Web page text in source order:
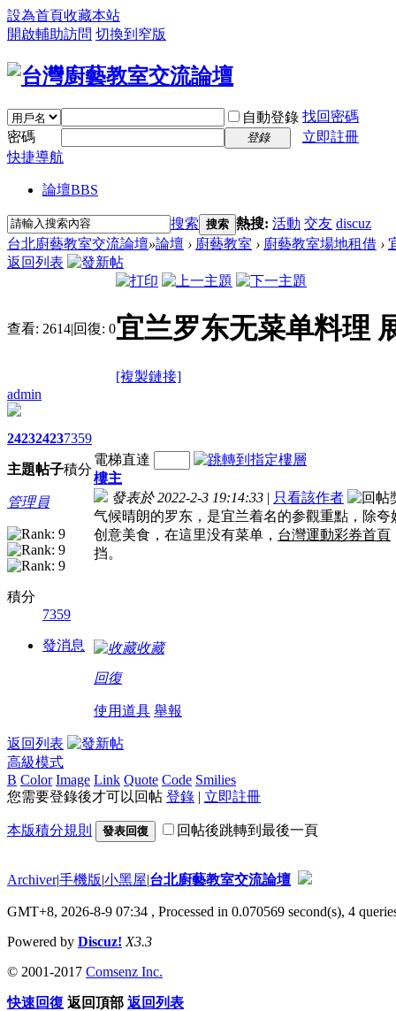
設為首頁收藏本站
開啟輔助訪問 切換到窄版
自動登錄 找回密碼
密碼
登錄
立即註冊
快捷導航
論壇BBS
搜索 搜索 熱搜: 活動 交友 discuz
台北廚藝教室交流論壇»論壇 › 廚藝教室 › 廚藝教室場地租借 ›
返回列表
查看: 2614|回復: 0宜兰罗东无菜单料理
[複製鏈接]
admin
2423
主題
2423
帖子
7359
積分
管理員
積分
7359
發消息
電梯直達
樓主
發表於 2022-2-3 19:14:33 | 只看該作者
气候晴朗的罗东，是宜兰着名的参觀重點，除
创意美食，在這里没有菜单， 台灣運動彩券首頁
挡。
收藏
回復
使用道具 舉報
返回列表
高級模式
B Color Image Link Quote Code Smilies
您需要登錄後才可以回帖 登錄 | 立即註冊
本版積分規則 發表回復 回帖後跳轉到最後一頁
Archiver|手機版|小黑屋|台北廚藝教室交流論壇
GMT+8, 2026-8-9 07:34 , Processed in 0.070569 second(s), 4
Powered by Discuz! X3.3
© 2001-2017 Comsenz Inc.
快速回復 返回頂部 返回列表